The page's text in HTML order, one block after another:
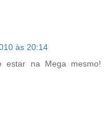
às 20:14
estar na Mega mesmo!